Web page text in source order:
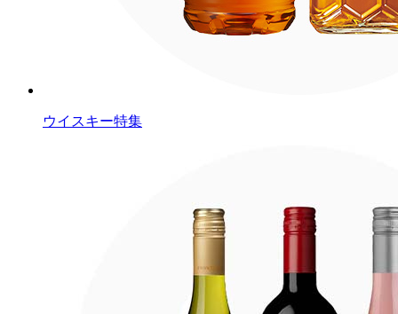
ウイスキー特集